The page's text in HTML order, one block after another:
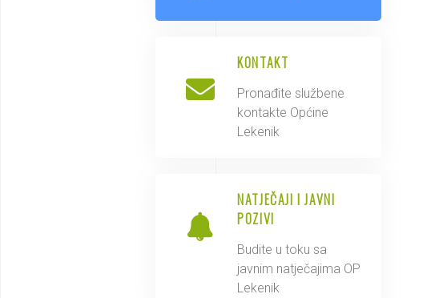
KONTAKT
Pronađite službene
kontakte Općine
Lekenik
NATJEČAJI I JAVNI
POZIVI
Budite u toku sa
javnim natječajima OP
Lekenik